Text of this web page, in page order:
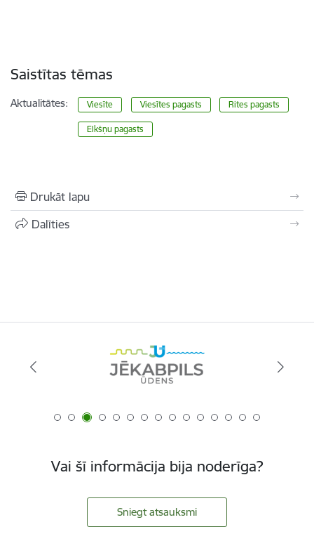
Saistītas tēmas
Aktualitātes: Viesīte Viesītes pagasts Rites pagasts
Elkšņu pagasts
Drukāt lapu
Dalīties
Vai šī informācija bija noderīga?
Sniegt atsauksmi